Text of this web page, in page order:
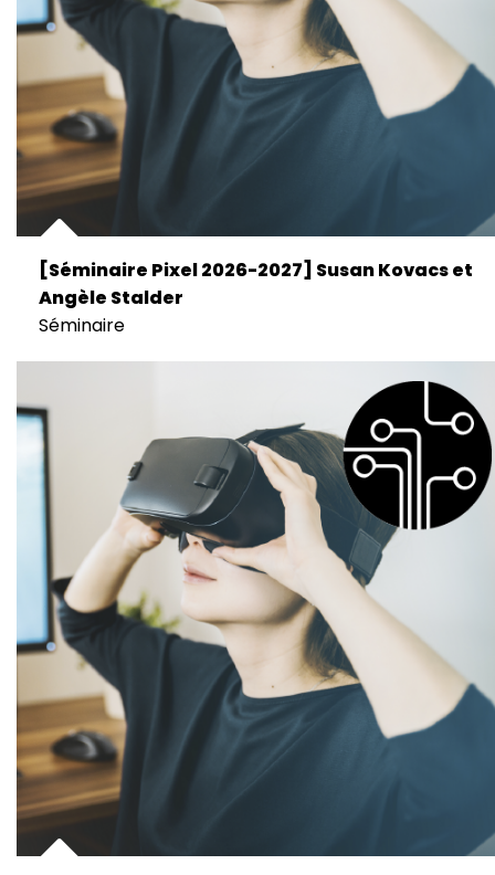
[Séminaire Pixel 2026-2027] Susan Kovacs et
Angèle Stalder
Séminaire